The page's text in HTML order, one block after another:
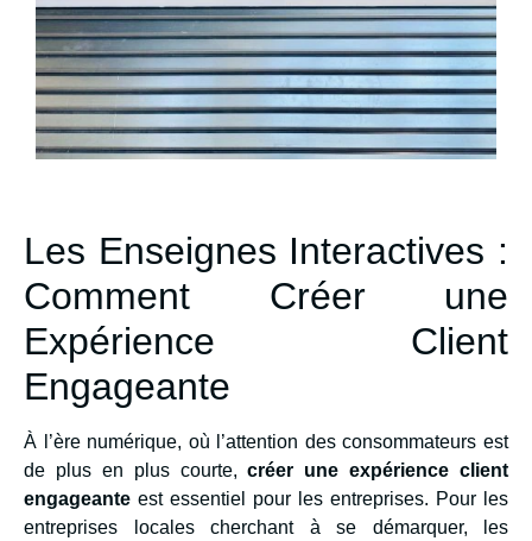
Les Enseignes Interactives :
Comment Créer une
Expérience Client
Engageante
À l’ère numérique, où l’attention des consommateurs est
de plus en plus courte,créer une expérience client
engageante est essentiel pour les entreprises. Pour les
entreprises locales cherchant à se démarquer, les